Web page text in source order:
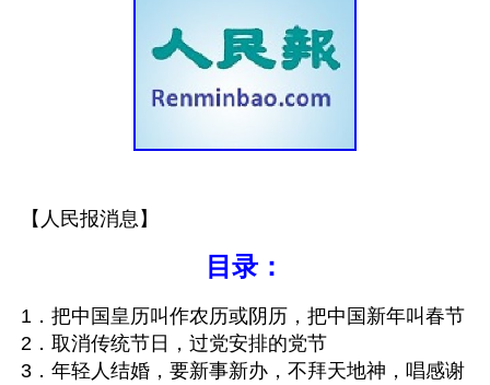
【人民报消息】
目录：
1．把中国皇历叫作农历或阴历，把中国新年叫春节
2．取消传统节日，过党安排的党节
3．年轻人结婚，要新事新办，不拜天地神，唱感谢